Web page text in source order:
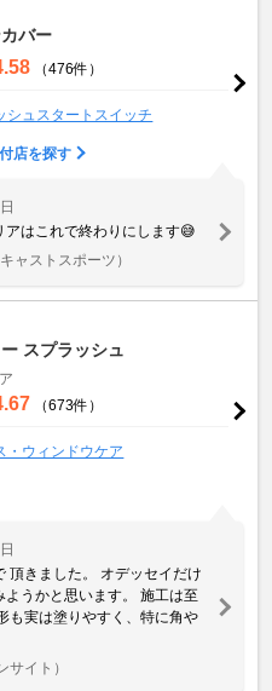
バー
（476件）
シュスタートスイッチ
店を探す
はこれで終わりにします😅
ャストスポーツ）
スプラッシュ
（673件）
・ウィンドウケア
頂きました。 オデッセイだけ
うかと思います。 施工は至
も実は塗りやすく、特に角や
サイト）